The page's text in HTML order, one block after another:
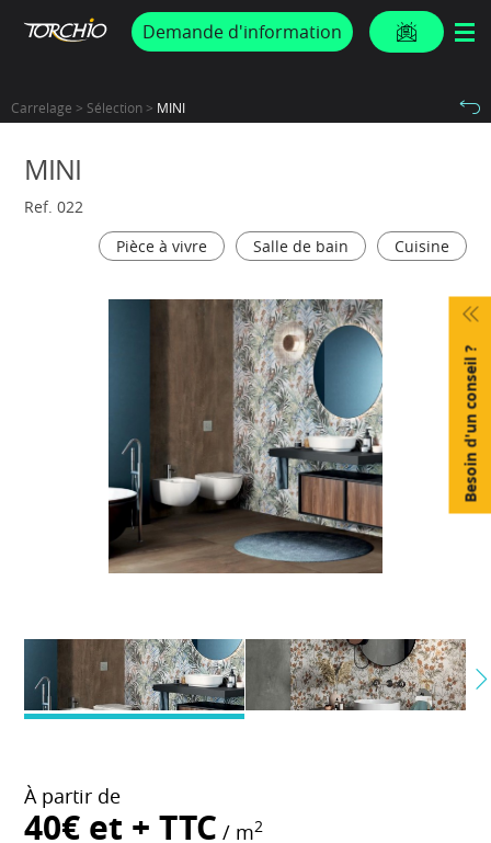
PROMOS & ACTUSDemande d'information
Carrelage > Sélection > MINI
Besoin d'un conseil ?
MINI
Ref. 022
Pièce à vivre
Salle de bain Cuisine
À partir de
40€ et + TTC / m2